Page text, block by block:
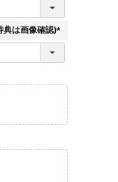
典は画像確認)
(
)